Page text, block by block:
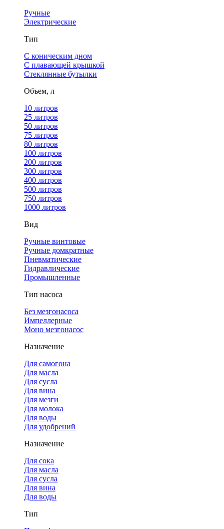
Ручные
Электрические
Тип
С коническим дном
С плавающей крышкой
Стеклянные бутылки
Объем, л
10 литров
25 литров
50 литров
75 литров
80 литров
100 литров
200 литров
300 литров
400 литров
500 литров
750 литров
1000 литров
Вид
Ручные винтовые
Ручные домкратные
Пневматические
Гидравлические
Промышленные
Тип насоса
Без мезгонасоса
Импеллерные
Моно мезгонасос
Назначение
Для самогона
Для масла
Для сусла
Для вина
Для мезги
Для молока
Для воды
Для удобрений
Назначение
Для сока
Для масла
Для сусла
Для вина
Для воды
Тип